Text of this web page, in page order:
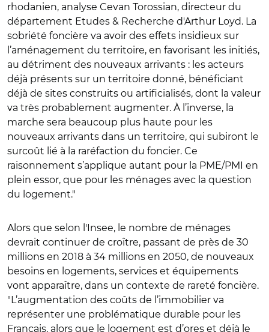
rhodanien, analyse Cevan Torossian, directeur du
département Etudes & Recherche d'Arthur Loyd. La
sobriété foncière va avoir des effets insidieux sur
l’aménagement du territoire, en favorisant les initiés,
au détriment des nouveaux arrivants : les acteurs
déjà présents sur un territoire donné, bénéficiant
déjà de sites construits ou artificialisés, dont la valeur
va très probablement augmenter. À l’inverse, la
marche sera beaucoup plus haute pour les
nouveaux arrivants dans un territoire, qui subiront le
surcoût lié à la raréfaction du foncier. Ce
raisonnement s’applique autant pour la PME/PMI en
plein essor, que pour les ménages avec la question
du logement."
Alors que selon l'Insee, le nombre de ménages
devrait continuer de croître, passant de près de 30
millions en 2018 à 34 millions en 2050, de nouveaux
besoins en logements, services et équipements
vont apparaître, dans un contexte de rareté foncière.
"L’augmentation des coûts de l’immobilier va
représenter une problématique durable pour les
Français, alors que le logement est d’ores et déjà le